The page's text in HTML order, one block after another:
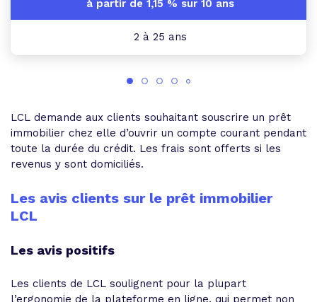
2 à 25 ans
LCL demande aux clients souhaitant souscrire un prêt
immobilier chez elle d’ouvrir un compte courant pendant
toute la durée du crédit. Les frais sont offerts si les
revenus y sont domiciliés.
Les avis clients sur le prêt immobilier
LCL
Les avis positifs
Les clients de LCL soulignent pour la plupart
l’ergonomie de la plateforme en ligne, qui permet non